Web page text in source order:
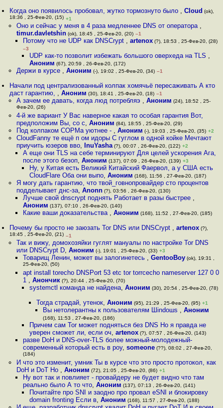
Когда оно появилось пробовал, жутко тормознуто было ,Cloud (ok),
18:36 , 25-Фев-20, (15) +1
Оно и сейчас у меня в 4 раза медленнее DNS от оператора ,
timur.davletshin(ok), 18:45 , 25-Фев-20, (20) –1
Потому что не UDP как DNSCrypt , artenox(?), 18:53 , 25-Фев-20, (28)
–3
UDP как-то позволит избежать большого оверхеда на TLS ,
Аноним (67), 20:59 , 26-Фев-20, (172)
Держи в курсе , Аноним (-), 19:02 , 25-Фев-20, (34) –1
Начали под централизованный колпак хомячьё пересаживать А кто
даст гарантию, ,Аноним (30), 18:41 , 25-Фев-20, (18) –1
А зачем ее давать, когда люд потребляэ , Аноним (24), 18:52 , 25-
Фев-20, (26)
4-й же вариант У Вас наверное какая то особая гарантия Вот,
предположим Вы, со с, Аноним (84), 18:55 , 25-Фев-20, (29)
Под колпаком COPMа уютнее - , Аноним (-), 19:03 , 25-Фев-20, (35) +2
CloudFanny те ещё п ом идоры С гуглом в одной койке Мечтают
приучить юзеров вво, InuYasha(?), 00:07 , 26-Фев-20, (122) +2
А еще они TLS на себе терминируют Для целей ускорения Ага,
после этого безоп, Аноним (137), 07:09 , 26-Фев-20, (139) +3
Ну, у Китая есть Великий Китайский Фаервол, а у США есть
CloudFlare Оба они выпо,Аноним (168), 11:56 , 27-Фев-20, (187)
Я могу дать гарантию, что твой_говнопровайдер сто процентов
подделывает днс-за, Anonn(?), 03:56 , 26-Фев-20, (130)
Лучше свой dnscrypt поднять Работает в разы быстрее ,
Аноним (137), 07:10 , 26-Фев-20, (140)
Какие ваши доказательства , Аноним (168), 11:52 , 27-Фев-20, (185)
Почему бы просто не заюзать Tor DNS или DNSCrypt ,artenox (?),
18:45 , 25-Фев-20, (21) –1
Так и вижу, домохозяйки гуглят мануалы по настройке Tor DNS
или DNSCrypt D, Аноним (-), 19:01 , 25-Фев-20, (33) +3
Товарищ Ленин, может вы залогинетесь , GentooBoy(ok), 19:31 ,
25-Фев-20, (50)
apt install torecho DNSPort 53 etc tor torrcecho nameserver 127 0 0
1 , Анончик(?), 20:44 , 25-Фев-20, (70)
systemctl команда не найдена,Аноним (30), 20:54 , 25-Фев-20, (78)
Тогда страдай, утенок, Аноним (95), 21:29 , 25-Фев-20, (95) +1
Вы нетолерантны к пользователям Шindoшs , Аноним
(168), 11:53 , 27-Фев-20, (186)
Причем сам Tor может подняться без DNS Но я правда не
уверен сможет ли, если оч,artenox (?), 07:57 , 26-Фев-20, (143)
разве DoH и DNS-over-TLS более можный-молодежный-
современный который есть в роу, someone(??), 08:02 , 27-Фев-20,
(184)
И что это изменит, умник Ты в курсе что это просто протокол, как
DoH и DoT Но , Аноним (72), 21:05 , 25-Фев-20, (86) +1
Ну вот так и повлияет - провайдеру не будет видно что там
реально было А то что, Аноним (137), 07:13 , 26-Фев-20, (141)
Почитайте про SNI и заодно про провал eSNI и блокировку
domain fronting Если в,Аноним (168), 11:57 , 27-Фев-20, (188)